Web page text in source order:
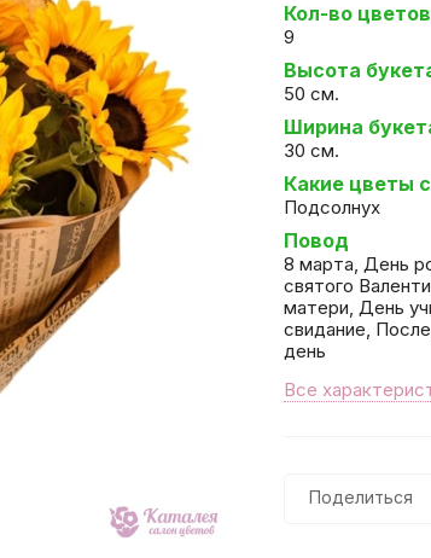
Кол-во
9
Высота
50 см.
Ширина
30 см.
Какие цветы
Подсолнух
Повод
8 марта, День
святого
матери, День
свидание,
день
Все
Поделиться